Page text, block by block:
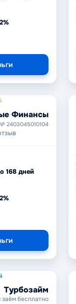
Финансы
2403045010104
168 дней
Турбозайм
бесплатно